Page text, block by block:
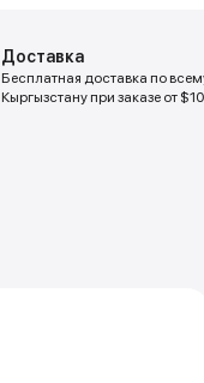
Доставка
Бесплатная доставка по
Кыргызстану при заказе от